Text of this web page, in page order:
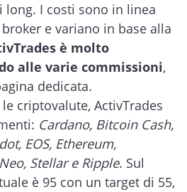
long. I costi sono in linea
e variano in base alla
è molto
alle varie commissioni,
dedicata.
criptovalute, ActivTrades
Cardano, Bitcoin Cash,
EOS, Ethereum,
Stellar e Ripple. Sul
è 95 con un target di 55,